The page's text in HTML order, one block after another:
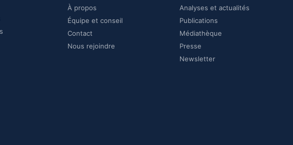
À propos
Équipe et conseil
Contact
Nous rejoindre
Analyses et actualités
Publications
Médiathèque
Presse
Newsletter